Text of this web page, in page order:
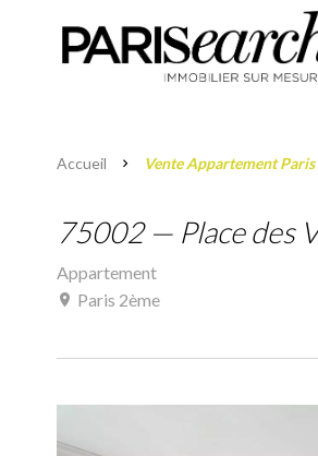
Accueil Vente Appartement Paris
75002 — Place des
Appartement
Paris 2ème